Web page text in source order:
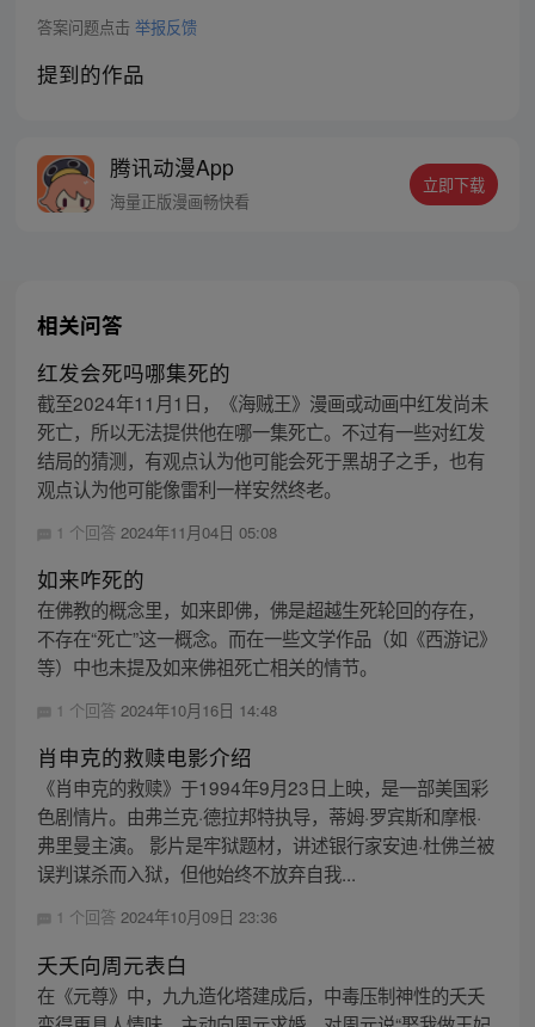
答案问题点击 举报反馈
提到的作品
腾讯动漫App
海量正版漫画畅快看
立即下载
相关问答
红发会死吗哪集死的
截至2024年11月1日，《海贼王》漫画或动画中红发尚未
死亡，所以无法提供他在哪一集死亡。不过有一些对红发
结局的猜测，有观点认为他可能会死于黑胡子之手，也有
观点认为他可能像雷利一样安然终老。
1 个回答 2024年11月04日 05:08
如来咋死的
在佛教的概念里，如来即佛，佛是超越生死轮回的存在，
不存在“死亡”这一概念。而在一些文学作品（如《西游记》
等）中也未提及如来佛祖死亡相关的情节。
1 个回答 2024年10月16日 14:48
肖申克的救赎电影介绍
《肖申克的救赎》于1994年9月23日上映，是一部美国彩
色剧情片。由弗兰克·德拉邦特执导，蒂姆·罗宾斯和摩根·
弗里曼主演。 影片是牢狱题材，讲述银行家安迪·杜佛兰被
误判谋杀而入狱，但他始终不放弃自我...
1 个回答 2024年10月09日 23:36
夭夭向周元表白
在《元尊》中，九九造化塔建成后，中毒压制神性的夭夭